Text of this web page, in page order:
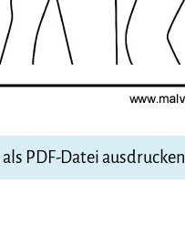
PDF-Datei ausdrucken